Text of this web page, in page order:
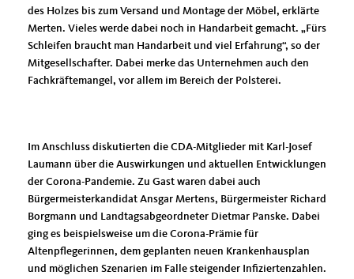
des Holzes bis zum Versand und Montage der Möbel, erklärte
Merten. Vieles werde dabei noch in Handarbeit gemacht. „Fürs
Schleifen braucht man Handarbeit und viel Erfahrung“, so der
Mitgesellschafter. Dabei merke das Unternehmen auch den
Fachkräftemangel, vor allem im Bereich der Polsterei.
Im Anschluss diskutierten die CDA-Mitglieder mit Karl-Josef
Laumann über die Auswirkungen und aktuellen Entwicklungen
der Corona-Pandemie. Zu Gast waren dabei auch
Bürgermeisterkandidat Ansgar Mertens, Bürgermeister Richard
Borgmann und Landtagsabgeordneter Dietmar Panske. Dabei
ging es beispielsweise um die Corona-Prämie für
Altenpflegerinnen, dem geplanten neuen Krankenhausplan
und möglichen Szenarien im Falle steigender Infiziertenzahlen.